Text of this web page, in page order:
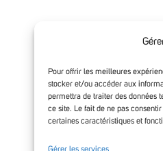
Pour offrir les meilleures
stocker et/ou accéder aux
permettra de traiter des données
ce site. Le fait de ne pas
certaines caractéristiques et